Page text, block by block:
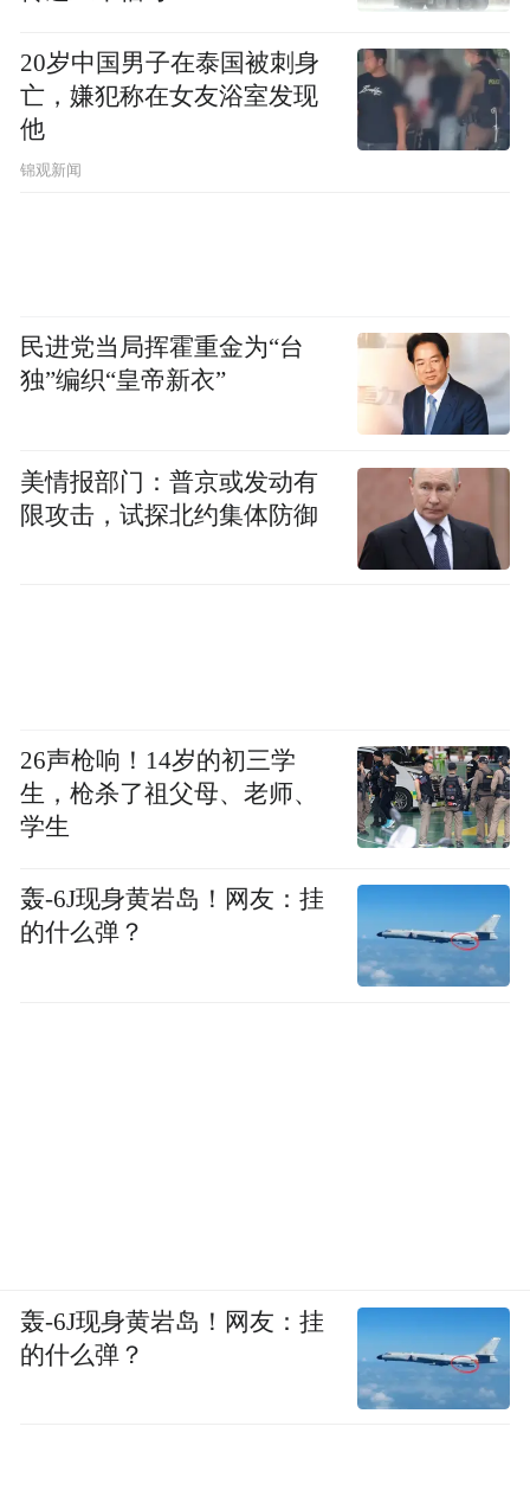
20岁中国男子在泰国被刺身
亡，嫌犯称在女友浴室发现
他
锦观新闻
民进党当局挥霍重金为“台
独”编织“皇帝新衣”
美情报部门：普京或发动有
限攻击，试探北约集体防御
26声枪响！14岁的初三学
生，枪杀了祖父母、老师、
学生
轰-6J现身黄岩岛！网友：挂
的什么弹？
轰-6J现身黄岩岛！网友：挂
的什么弹？